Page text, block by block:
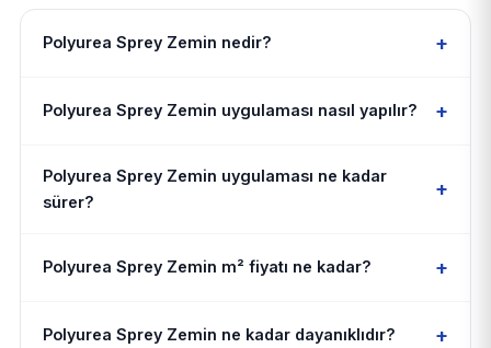
Polyurea Sprey Zemin nedir? +
Polyurea Sprey Zemin uygulaması nasıl yapılır? +
Polyurea Sprey Zemin uygulaması ne kadar
sürer?
+
Polyurea Sprey Zemin m² fiyatı ne kadar? +
Polyurea Sprey Zemin ne kadar dayanıklıdır? +